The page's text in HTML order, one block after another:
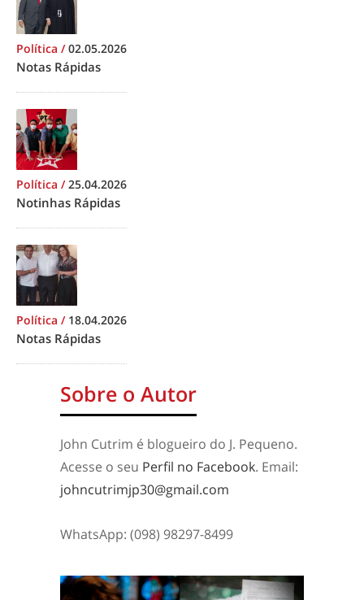
Política /02.05.2026
Notas Rápidas
Política /25.04.2026
Notinhas Rápidas
Política / 18.04.2026
Notas Rápidas
Sobre o Autor
John Cutrim é blogueiro do J. Pequeno.
Acesse o seu Perfil no Facebook. Email:
johncutrimjp30@gmail.com
WhatsApp: (098) 98297-8499